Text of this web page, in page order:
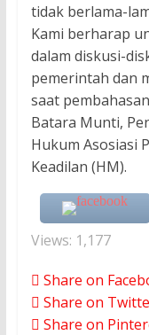
tidak berlama-
Kami berharap
dalam diskusi-
pemerintah dan
saat
Batara Munti,
Hukum Asosiasi
Keadilan (HM).
Views: 1,177
Share on
Share on
Share on